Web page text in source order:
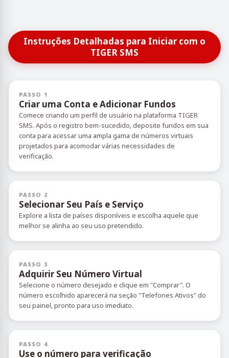
Instruções Detalhadas para Iniciar com o
TIGER SMS
PASSO 1
Criar uma Conta e Adicionar Fundos
Comece criando um perfil de usuário na plataforma TIGER
SMS. Após o registro bem-sucedido, deposite fundos em sua
conta para acessar uma ampla gama de números virtuais
projetados para acomodar várias necessidades de
verificação.
PASSO 2
Selecionar Seu País e Serviço
Explore a lista de países disponíveis e escolha aquele que
melhor se alinha ao seu uso pretendido.
PASSO 3
Adquirir Seu Número Virtual
Selecione o número desejado e clique em "Comprar". O
número escolhido aparecerá na seção "Telefones Ativos" do
seu painel, pronto para uso imediato.
PASSO 4
Use o número para verificação